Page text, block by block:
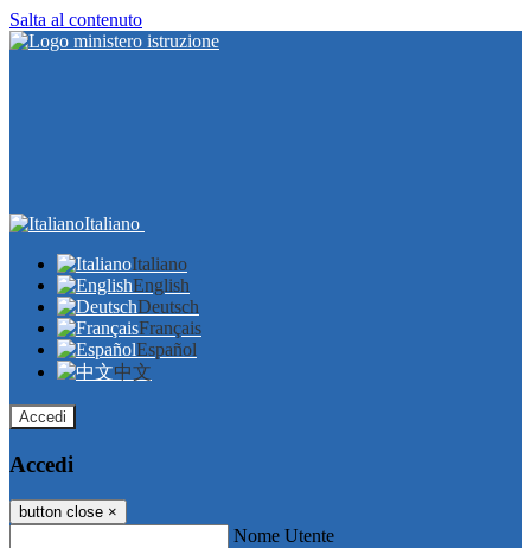
Salta al contenuto
Italiano
Italiano
English
Deutsch
Français
Español
中文
Accedi
Accedi
button close ×
Nome Utente